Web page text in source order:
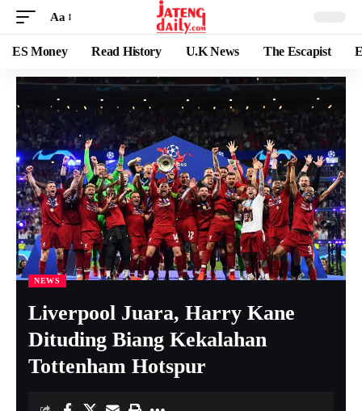
Aa
ES Money Read History U.K News The Escapist
NEWS
Liverpool Juara, Harry Kane
Dituding Biang Kekalahan
Tottenham Hotspur